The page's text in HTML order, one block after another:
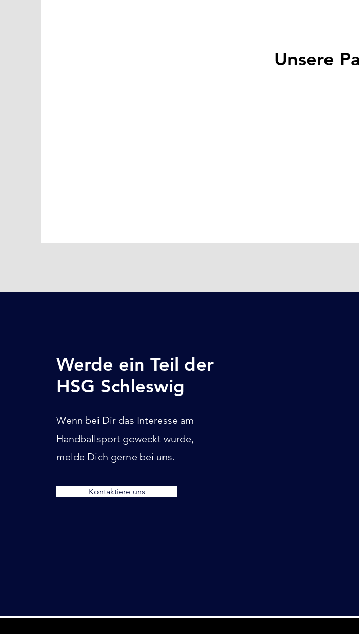
Unsere
Werde ein Teil der
HSG Schleswig
Wenn bei Dir das Interesse am
Handballsport geweckt wurde,
melde Dich gerne bei uns.
Kontaktiere uns